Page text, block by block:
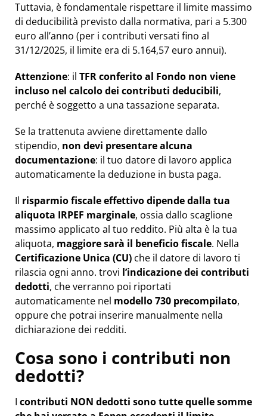
Tuttavia, è fondamentale rispettare il limite massimo
di deducibilità previsto dalla normativa, pari a 5.300
euro all’anno (per i contributi versati fino al
31/12/2025, il limite era di 5.164,57 euro annui).
Attenzione: il TFR conferito al Fondo non viene
incluso nel calcolo dei contributi deducibili,
perché è soggetto a una tassazione separata.
Se la trattenuta avviene direttamente dallo
stipendio, non devi presentare alcuna
documentazione: il tuo datore di lavoro applica
automaticamente la deduzione in busta paga.
Il risparmio fiscale effettivo dipende dalla tua
aliquota IRPEF marginale, ossia dallo scaglione
massimo applicato al tuo reddito. Più alta è la tua
aliquota, maggiore sarà il beneficio fiscale. Nella
Certificazione Unica (CU) che il datore di lavoro ti
rilascia ogni anno. trovi l’indicazione dei contributi
dedotti, che verranno poi riportati
automaticamente nel modello 730 precompilato,
oppure che potrai inserire manualmente nella
dichiarazione dei redditi.
Cosa sono i contributi non
dedotti?
I contributi NON dedotti sono tutte quelle somme